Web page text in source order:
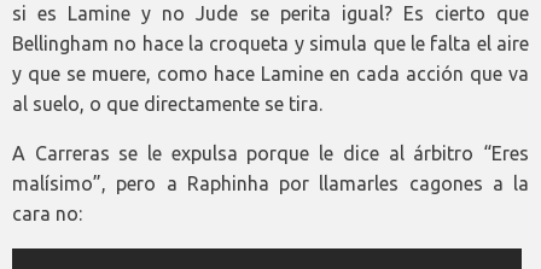
si es Lamine y no Jude se perita igual? Es cierto que
Bellingham no hace la croqueta y simula que le falta el aire
y que se muere, como hace Lamine en cada acción que va
al suelo, o que directamente se tira.
A Carreras se le expulsa porque le dice al árbitro “Eres
malísimo”, pero a Raphinha por llamarles cagones a la
cara no: